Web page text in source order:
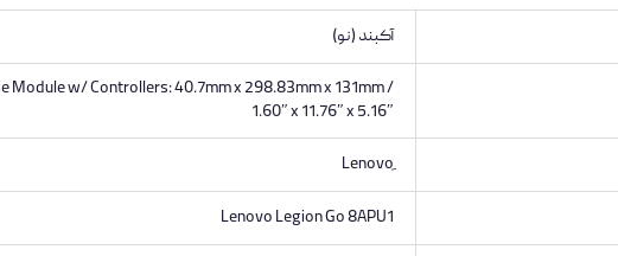
آکبند (نو)
Module w/ Controllers: 40.7mm x 298.83mm x 131mm /
1.60″ x 11.76″ x 5.16″
Lenovo Legion Go 8APU1